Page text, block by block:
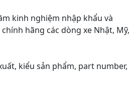
kinh nghiệm nhập khẩu và
hãng các dòng xe Nhật, Mỹ,
kiểu sản phẩm, part number,